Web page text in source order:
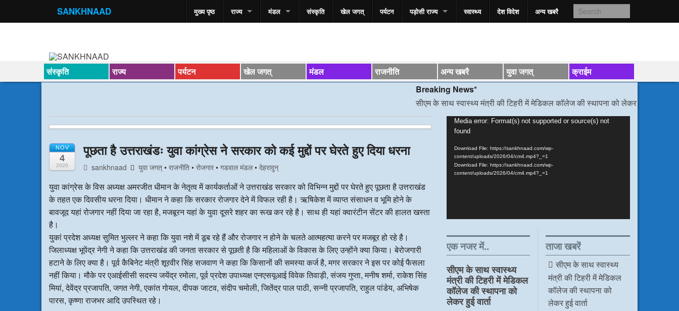
SANKHNAAD मुख्य पृष्ठ राज्य मंडल संस्कृति खेल जगत् पर्यटन पड़ोसी राज्य स्वास्‍थ्य देश विदेश अन्य खबरै
संस्कृति राज्य पर्यटन खेल जगत् मंडल राजनीति अन्य खबरै युवा जगत्
क्राईम
Breaking News*
सीएम के साथ स्वास्थ्य मंत्री की टिहरी में मेडिकल कॉलेज की स्थापना को लेकर हुई वार्ता/*/
NOV
4
2020
पूछता है उत्तराखंडः युवा कांग्रेस ने सरकार को कई मुद्दों पर घेरते हुए दिया धरना
sankhnaad युवा जगत् •राजनीति •रोजगार •गडवाल मंडल•देहरादुन्
युवा कांग्रेस के विस अध्यक्ष अमरजीत धीमान के नेतृत्व में कार्यकर्ताओं ने उत्तराखंड सरकार को विभिन्न मुद्दों पर घेरते हुए पूछता है उत्तराखंड
के तहत एक दिवसीय धरना दिया। धीमान ने कहा कि सरकार रोजगार देने में विफल रही है। ऋषिकेश में व्याप्त संसाधन व भूमि होने के
बावजूद यहां रोजगार नहीं दिया जा रहा है, मजबूरन यहां के युवा दूसरे शहर का रूख कर रहे है। साथ ही यहां क्वारंटीन सेंटर की हालत खस्ता
है।
युकां प्रदेश अध्यक्ष सुमित भुल्लर ने कहा कि युवा नशे में डूब रहे हैं और रोजगार न होने के चलते आत्महत्या करने पर मजबूर हो रहे है।
जिलाध्यक्ष भूपेंद्र नेगी ने कहा कि उत्तराखंड की जनता सरकार से पूछती है कि महिलाओं के विकास के लिए उन्होंने क्या किया। बेरोजगारी
हटाने के लिए क्या है। पूर्व कैबिनेट मंत्री शूरवीर सिंह सजवाण ने कहा कि किसानों की समस्या कर्ज है, मगर सरकार ने इस पर कोई फैसला
नहीं किया। मौके पर एआईसीसी सदस्य जयेंद्र रमोला, पूर्व प्रदेश उपाध्यक्ष एनएसयूआई विवेक तिवाड़ी, संजय गुप्ता, मनीष शर्मा, राकेश सिंह
मियां, देवेंद्र प्रजापति, जगत नेगी, एकांत गोयल, दीपक जाटव, संदीप चमोली, जितेंद्र पाल पाठी, सन्नी प्रजापति, राहुल पांडेय, अभिषेक
पारस, कृष्णा राजभर आदि उपस्थित रहे।
Video
Player
Media error: Format(s) not supported or source(s) not
found
Download File: https://sankhnaad.com/wp-
content/uploads/2026/04/cm4.mp4?_=1
Download File: https://sankhnaad.com/wp-
content/uploads/2026/04/cm4.mp4?_=1
एक नजर में..
सीएम के साथ स्वास्थ्य
मंत्री की टिहरी में मेडिकल
कॉलेज की स्थापना को
लेकर हुई वार्ता
ताजा खबरें
सीएम के साथ स्वास्थ्य
मंत्री की टिहरी में मेडिकल
कॉलेज की स्थापना को
लेकर हुई वार्ता